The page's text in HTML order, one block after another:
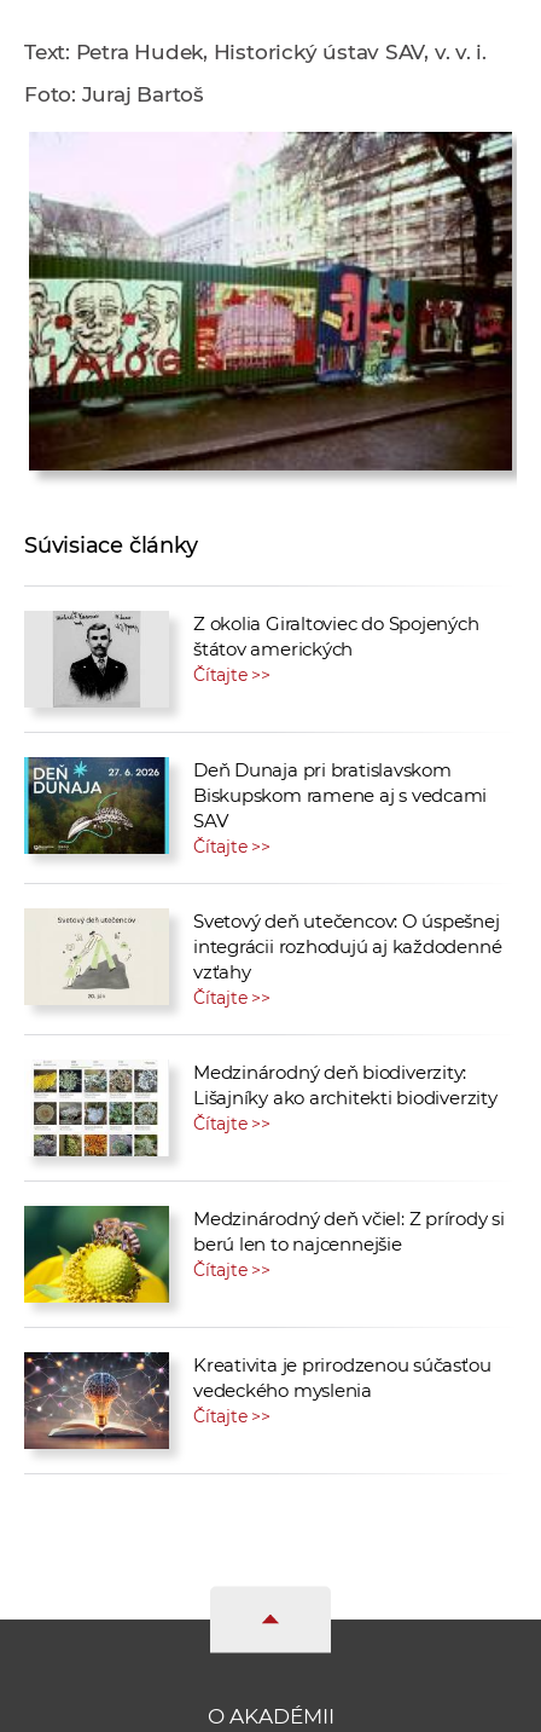
Text: Petra Hudek, Historický ústav SAV, v. v. i.
Foto: Juraj Bartoš
Súvisiace články
Z okolia Giraltoviec do Spojených
štátov amerických
Čítajte >>
Deň Dunaja pri bratislavskom
Biskupskom ramene aj s vedcami
SAV
Čítajte >>
Svetový deň utečencov: O úspešnej
integrácii rozhodujú aj každodenné
vzťahy
Čítajte >>
Medzinárodný deň biodiverzity:
Lišajníky ako architekti biodiverzity
Čítajte >>
Medzinárodný deň včiel: Z prírody si
berú len to najcennejšie
Čítajte >>
Kreativita je prirodzenou súčasťou
vedeckého myslenia
Čítajte >>
O AKADÉMII